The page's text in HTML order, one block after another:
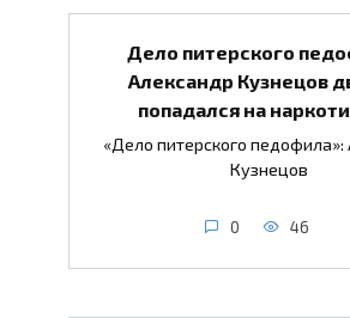
Дело питерского
Александр Кузнецов
попадался на
«Дело питерского педофила»:
Кузнецов
0 46